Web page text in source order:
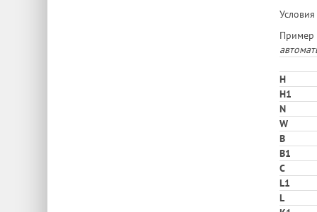
Пример
H
H1
N
W
В
B1
C
L1
L